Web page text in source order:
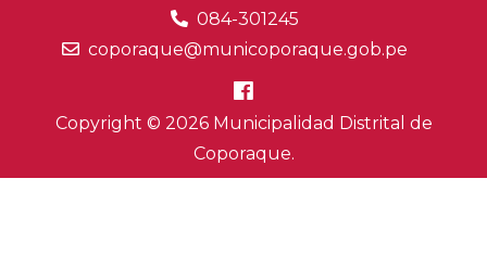
084-301245
coporaque@municoporaque.gob.pe
Copyright © 2026 Municipalidad Distrital de
Coporaque.